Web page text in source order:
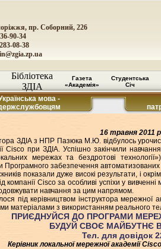
пр. Соборний, 226
90-34
08-38
Бібліотека
ЗДІА
Газета
«Академія»
Студентська
Січ
мова -
16 травня 2011
ЗДІА з НПР Пазюка М.Ю. відбулось
Cisco при ЗДІА. Успішно закінчили
мережах та бездротові
Програмного забезпечення
показали дуже високі результати, і
компанії Cisco за особливі успіхи у
навчання за цим напрямом.
під керівництвом інструктора
матеріалами з використанням реального
ПРИЄДНУЙСЯ ДО ПРОГРАМИ
БУДУЙ СВОЄ МАЙБУТНЄ
Тел. для довідок
Керівник локальної мережної академії